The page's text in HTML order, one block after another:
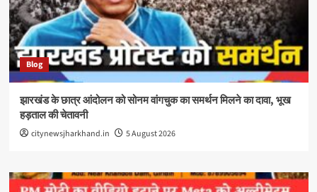
Blog
झारखंड के छात्र आंदोलन को सोनम वांगचुक का समर्थन मिलने का दावा, भूख
हड़ताल की चेतावनी
citynewsjharkhand.in 5 August 2026